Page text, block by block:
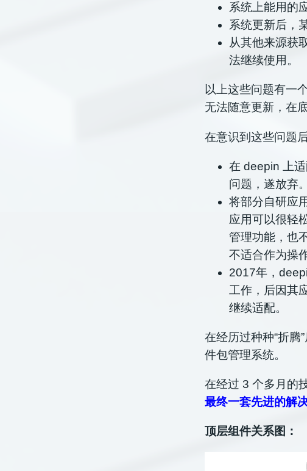
系统上能用的
系统更新后，
从其他来源获
法继续使用。
以上这些问题有一
无法随意更新，在
在意识到这些问题
在 deepin 上
问题，遂放弃。
将部分自研应
应用可以很轻
管理功能，也
不适合作为操
2017年，
工作，后因其
继续适配。
在经历过种种“折腾
件包管理系统。
在经过 3 个多月的
最终一套先进的解
顶层组件关系图：